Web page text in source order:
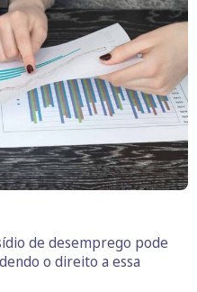
de desemprego pode
o direito a essa